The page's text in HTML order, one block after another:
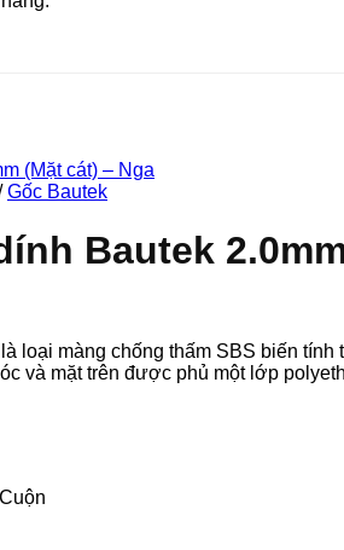
Gốc Bautek
Bautek
loại màng chống thấm SBS biến
và mặt trên được phủ một lớp